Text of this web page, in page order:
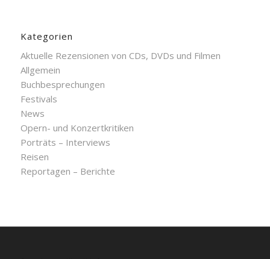
Kategorien
Aktuelle Rezensionen von CDs, DVDs und Filmen
Allgemein
Buchbesprechungen
Festivals
News
Opern- und Konzertkritiken
Porträts – Interviews
Reisen
Reportagen – Berichte